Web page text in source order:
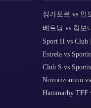
싱가포르 vs 인
베트남 vs 캄보
Sport H vs Club
Estrela vs
Club S vs
Novorizontino
Hammarby TFF